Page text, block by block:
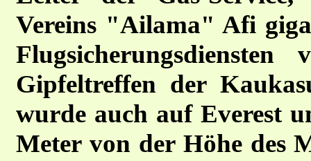
Vereins "Ailama" Afi
Gipfeltreffen der
wurde auch auf Everest
Meter von der Höhe des